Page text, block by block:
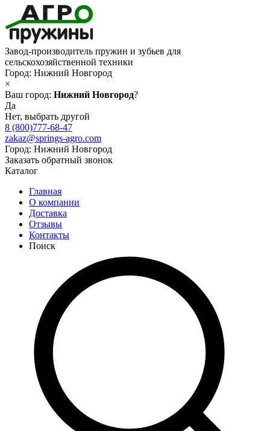
Завод-производитель пружин и зубьев для
сельскохозяйственной техники
Город: Нижний Новгород
×
Ваш город: Нижний Новгород?
Да
Нет, выбрать другой
8 (800)777-68-47
zakaz@springs-agro.com
Город: Нижний Новгород
Заказать обратный звонок
Каталог
Главная
О компании
Доставка
Отзывы
Контакты
Поиск